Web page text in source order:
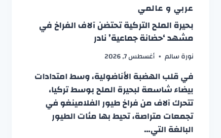
عربي و عالمي
بحيرة الملح التركية تحتضن آلاف الفراخ في
مشهد ‘حضانة جماعية’ نادر
نورة سالم أغسطس 7, 2026
في قلب الهضبة الأناضولية، وسط امتدادات
بيضاء شاسعة لبحيرة الملح بوسط تركيا،
تتحرك آلاف من فراخ طيور الفلامينغو في
تجمعات متراصة، تحيط بها مئات الطيور
البالغة التي…